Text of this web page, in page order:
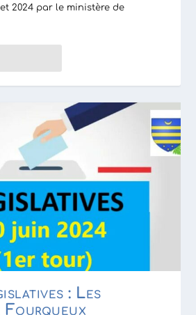
2024 par le ministère de
: Les
Fourqueux